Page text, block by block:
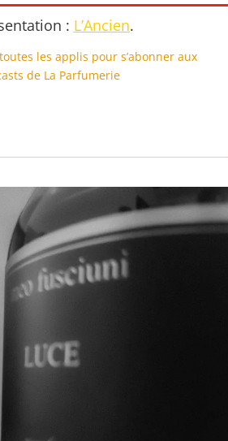
: L’Ancien.
les applis pour s’abonner aux
de La Parfumerie